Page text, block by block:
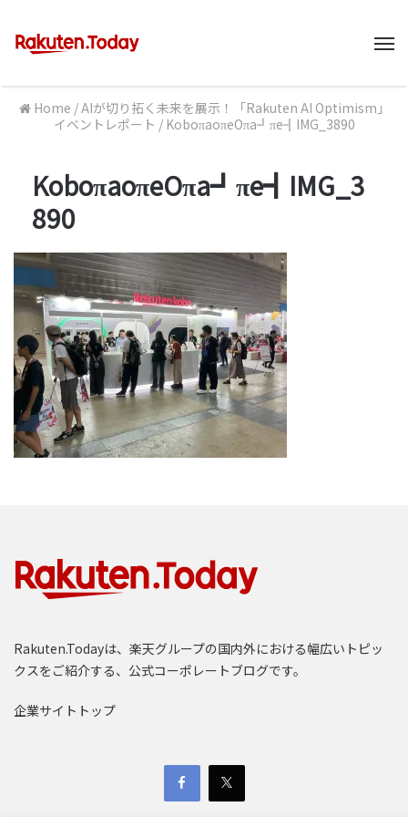
Home /AIが切り拓く未来を展示！「Rakuten AI Optimism」
イベントレポート / KoboπaoπeOπa╝πe╣IMG_3890
KoboπaoπeOπa╝πe╣IMG_3
890
Rakuten.Todayは、楽天グループの国内外における幅広いトピッ
クスをご紹介する、公式コーポレートブログです。
企業サイトトップ